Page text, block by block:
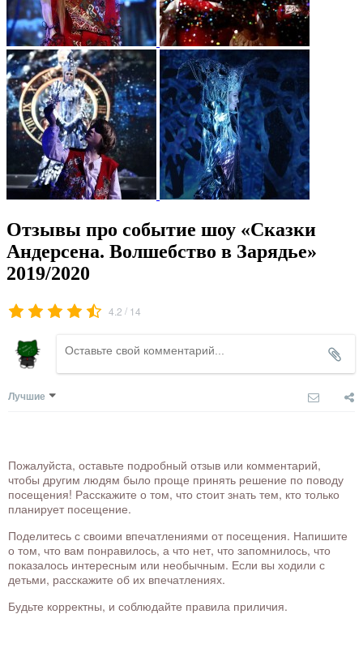
Отзывы про событие шоу «Сказки
Андерсена. Волшебство в Зарядье»
2019/2020
4.2 / 14
Лучшие
Пожалуйста, оставьте подробный отзыв или комментарий,
чтобы другим людям было проще принять решение по поводу
посещения! Расскажите о том, что стоит знать тем, кто только
планирует посещение.
Поделитесь с своими впечатлениями от посещения. Напишите
о том, что вам понравилось, а что нет, что запомнилось, что
показалось интересным или необычным. Если вы ходили с
детьми, расскажите об их впечатлениях.
Будьте корректны, и соблюдайте правила приличия.